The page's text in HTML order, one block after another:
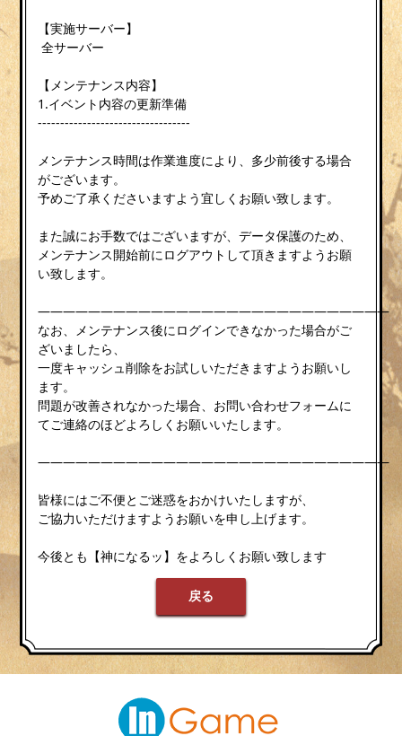
【実施サーバー】
全サーバー
【メンテナンス内容】
1.イベント内容の更新準備
----------------------------------
メンテナンス時間は作業進度により、多少前後する場合
がございます。
予めご了承くださいますよう宜しくお願い致します。
また誠にお手数ではございますが、データ保護のため、
メンテナンス開始前にログアウトして頂きますようお願
い致します。
————————————————————————————
なお、メンテナンス後にログインできなかった場合がご
ざいましたら、
一度キャッシュ削除をお試しいただきますようお願いし
ます。
問題が改善されなかった場合、お問い合わせフォームに
てご連絡のほどよろしくお願いいたします。
————————————————————————————
皆様にはご不便とご迷惑をおかけいたしますが、
ご協力いただけますようお願いを申し上げます。
今後とも【神になるッ】をよろしくお願い致します
戻る